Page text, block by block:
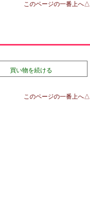
このページの一番上へ△
買い物を続ける
このページの一番上へ△